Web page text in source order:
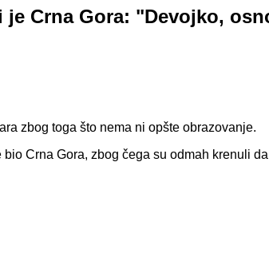
je Crna Gora: "Devojko,
zbog toga što nema ni opšte obrazovanje.
Crna Gora, zbog čega su odmah krenuli